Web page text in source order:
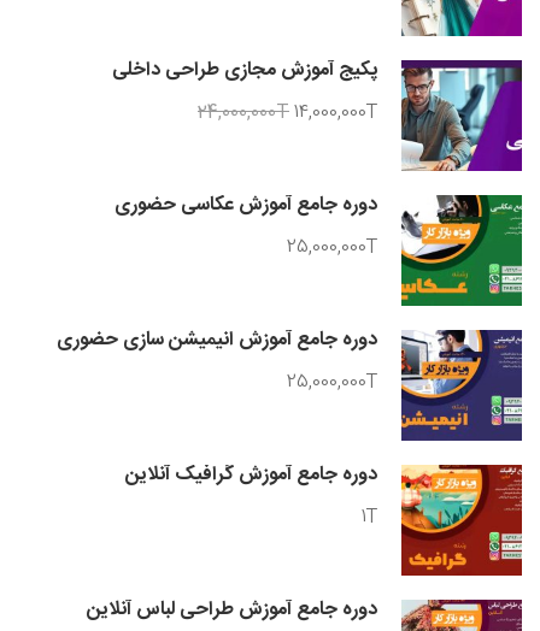
پکیج آموزش مجازی طراحی داخلی
24,000,000T14,000,000T
دوره جامع آموزش عکاسی حضوری
25,000,000T
دوره جامع آموزش انیمیشن سازی حضوری
25,000,000T
دوره جامع آموزش گرافیک آنلاین
1T
دوره جامع آموزش طراحی لباس آنلاین